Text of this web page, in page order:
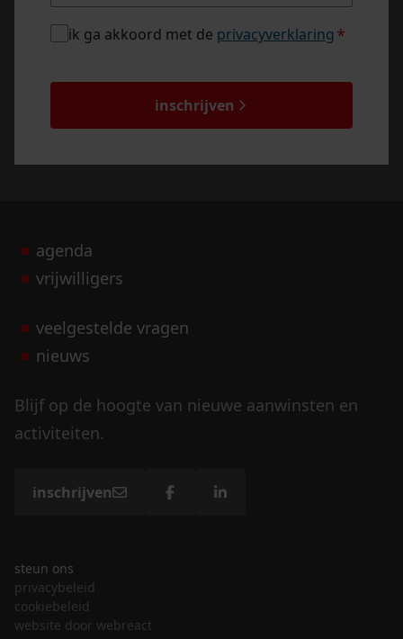
privacybeleid
ik ga akkoord met de privacyverklaring*
inschrijven
agenda
vrijwilligers
veelgestelde vragen
nieuws
Blijf op de hoogte van nieuwe aanwinsten en
activiteiten.
inschrijven
steun ons
privacybeleid
cookiebeleid
website door webreact